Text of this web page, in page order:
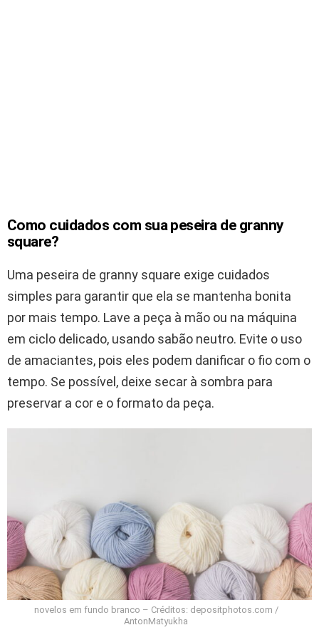
Como cuidados com sua peseira de granny
square?
Uma peseira de granny square exige cuidados
simples para garantir que ela se mantenha bonita
por mais tempo. Lave a peça à mão ou na máquina
em ciclo delicado, usando sabão neutro. Evite o uso
de amaciantes, pois eles podem danificar o fio com o
tempo. Se possível, deixe secar à sombra para
preservar a cor e o formato da peça.
novelos em fundo branco – Créditos: depositphotos.com /
AntonMatyukha